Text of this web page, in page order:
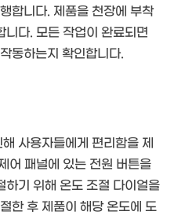
합니다. 제품을 천장에 부착
니다. 모든 작업이 완료되면
동하는지 확인합니다.
사용자들에게 편리함을 제
어 패널에 있는 전원 버튼을
하기 위해 온도 조절 다이얼을
한 후 제품이 해당 온도에 도